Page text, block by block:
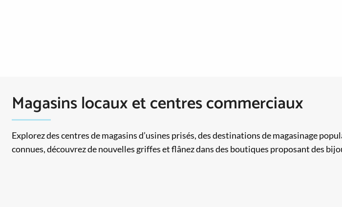
Magasins locaux et centres commerciaux
Explorez des centres de magasins d’usines prisés, des destinations de magasinage
connues, découvrez de nouvelles griffes et flânez dans des boutiques proposant des